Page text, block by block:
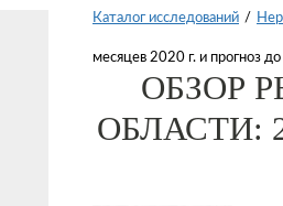
Каталог исследований /
месяцев 2020 г. и прогноз
ОБЗОР
ОБЛАСТИ: